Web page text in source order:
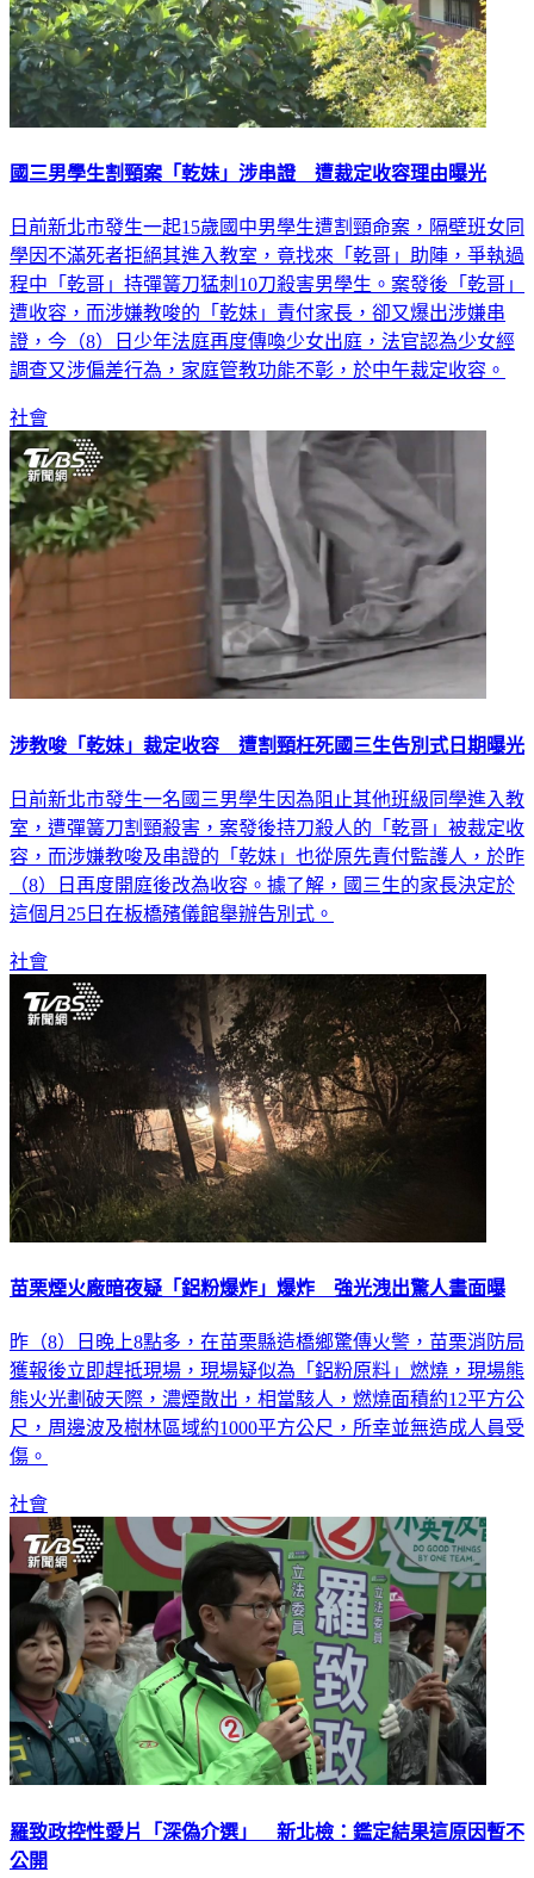
日前新北市發生一起15歲國中男學生遭割頸命案，隔壁班女同
學因不滿死者拒絕其進入教室，竟找來「乾哥」助陣，爭執過
程中「乾哥」持彈簧刀猛刺10刀殺害男學生。案發後「乾哥」
遭收容，而涉嫌教唆的「乾妹」責付家長，卻又爆出涉嫌串
證，今（8）日少年法庭再度傳喚少女出庭，法官認為少女經
社會
日前新北市發生一名國三男學生因為阻止其他班級同學進入教
室，遭彈簧刀割頸殺害，案發後持刀殺人的「乾哥」被裁定收
容，而涉嫌教唆及串證的「乾妹」也從原先責付監護人，於昨
（8）日再度開庭後改為收容。據了解，國三生的家長決定於
社會
昨（8）日晚上8點多，在苗栗縣造橋鄉驚傳火警，苗栗消防局
獲報後立即趕抵現場，現場疑似為「鋁粉原料」燃燒，現場熊
熊火光劃破天際，濃煙散出，相當駭人，燃燒面積約12平方公
尺，周邊波及樹林區域約1000平方公尺，所幸並無造成人員受
社會
羅致政控性愛片「深偽介選」 新北檢：鑑定結果這原因暫不